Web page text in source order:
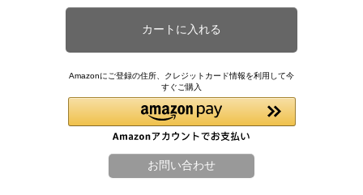
Amazonにご登録の住所、クレジットカード情報を利用して今
すぐご購入